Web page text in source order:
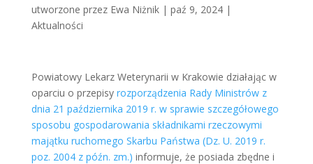
utworzone przez Ewa Niżnik| paź 9, 2024|
Aktualności
Powiatowy Lekarz Weterynarii w Krakowie działając w
oparciu o przepisy rozporządzenia Rady Ministrów z
dnia 21 października 2019 r. w sprawie szczegółowego
sposobu gospodarowania składnikami rzeczowymi
majątku ruchomego Skarbu Państwa (Dz. U. 2019 r.
poz. 2004 z późn. zm.) informuje, że posiada zbędne i